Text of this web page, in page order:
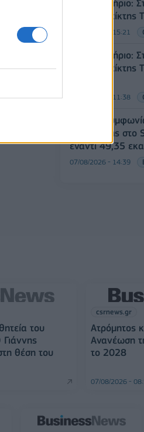
Γενικός
07/08/2026 - 15:21
Γενικός
07/08/2026 - 11:38
Fourlis:
συμμετοχής
έναντι 49,35
07/08/2026 - 14:39
του
θέση του
csrnews.gr
Ατρόμητος
Ανανέωση
το 2028
07/08/2026 -